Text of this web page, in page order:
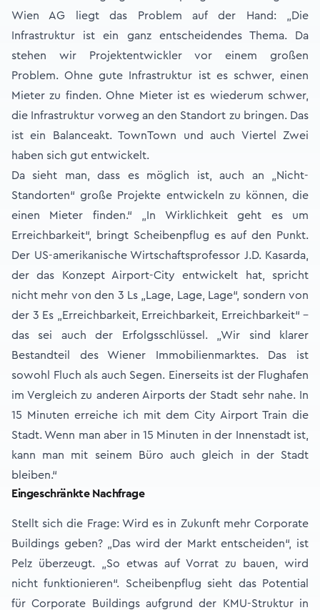
Wien AG liegt das Problem auf der Hand: „Die
Infrastruktur ist ein ganz entscheidendes Thema. Da
stehen wir Projektentwickler vor einem großen
Problem. Ohne gute Infrastruktur ist es schwer, einen
Mieter zu finden. Ohne Mieter ist es wiederum schwer,
die Infrastruktur vorweg an den Standort zu bringen. Das
ist ein Balanceakt. TownTown und auch Viertel Zwei
haben sich gut entwickelt.
Da sieht man, dass es möglich ist, auch an „Nicht-
Standorten“ große Projekte entwickeln zu können, die
einen Mieter finden.“ „In Wirklichkeit geht es um
Erreichbarkeit“, bringt Scheibenpflug es auf den Punkt.
Der US-amerikanische Wirtschaftsprofessor J.D. Kasarda,
der das Konzept Airport-City entwickelt hat, spricht
nicht mehr von den 3 Ls „Lage, Lage, Lage“, sondern von
der 3 Es „Erreichbarkeit, Erreichbarkeit, Erreichbarkeit“ –
das sei auch der Erfolgsschlüssel. „Wir sind klarer
Bestandteil des Wiener Immobilienmarktes. Das ist
sowohl Fluch als auch Segen. Einerseits ist der Flughafen
im Vergleich zu anderen Airports der Stadt sehr nahe. In
15 Minuten erreiche ich mit dem City Airport Train die
Stadt. Wenn man aber in 15 Minuten in der Innenstadt ist,
kann man mit seinem Büro auch gleich in der Stadt
bleiben.“
Eingeschränkte Nachfrage
Stellt sich die Frage: Wird es in Zukunft mehr Corporate
Buildings geben? „Das wird der Markt entscheiden“, ist
Pelz überzeugt. „So etwas auf Vorrat zu bauen, wird
nicht funktionieren“. Scheibenpflug sieht das Potential
für Corporate Buildings aufgrund der KMU-Struktur in